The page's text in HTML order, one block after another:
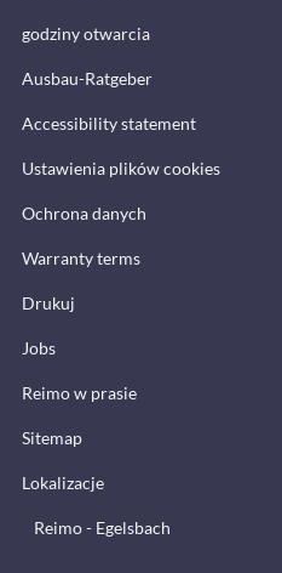
godziny otwarcia
Ausbau-Ratgeber
Accessibility statement
Ustawienia plików cookies
Ochrona danych
Warranty terms
Drukuj
Jobs
Reimo w prasie
Sitemap
Lokalizacje
Reimo - Egelsbach